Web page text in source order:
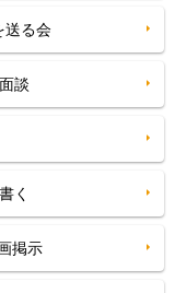
送る会
談
く
掲示